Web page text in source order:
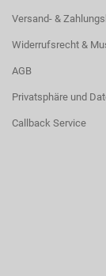
Versand- &
Widerrufsrecht &
AGB
Privatsphäre und
Callback Service